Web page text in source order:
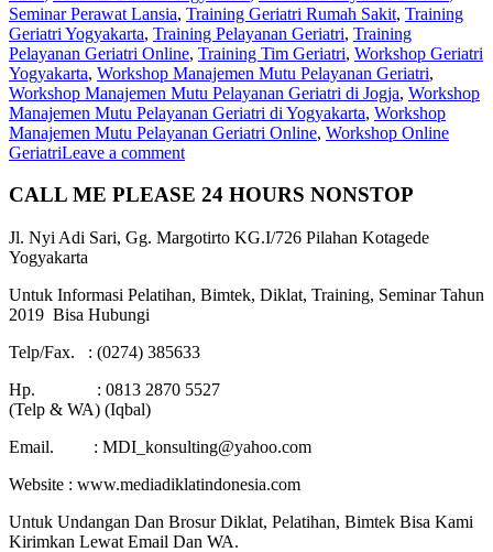
Seminar Perawat Lansia, Training Geriatri Rumah Sakit, Training
Geriatri Yogyakarta, Training Pelayanan Geriatri, Training
Pelayanan Geriatri Online, Training Tim Geriatri, Workshop Geriatri
Yogyakarta, Workshop Manajemen Mutu Pelayanan Geriatri,
Workshop Manajemen Mutu Pelayanan Geriatri di Jogja, Workshop
Manajemen Mutu Pelayanan Geriatri di Yogyakarta, Workshop
Manajemen Mutu Pelayanan Geriatri Online, Workshop Online
GeriatriLeave a comment
CALL ME PLEASE 24 HOURS NONSTOP
Jl. Nyi Adi Sari, Gg. Margotirto KG.I/726 Pilahan Kotagede
Yogyakarta
Untuk Informasi Pelatihan, Bimtek, Diklat, Training, Seminar Tahun
2019 Bisa Hubungi
Telp/Fax. : (0274) 385633
Hp. : 0813 2870 5527
(Telp & WA) (Iqbal)
Email. : MDI_konsulting@yahoo.com
Website : www.mediadiklatindonesia.com
Untuk Undangan Dan Brosur Diklat, Pelatihan, Bimtek Bisa Kami
Kirimkan Lewat Email Dan WA.